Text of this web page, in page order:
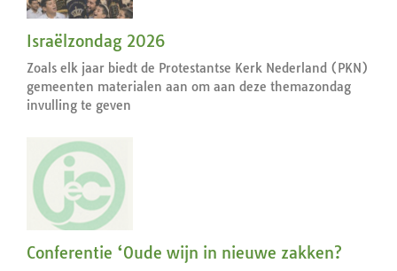
Israëlzondag 2026
Zoals elk jaar biedt de Protestantse Kerk Nederland (PKN)
gemeenten materialen aan om aan deze themazondag
invulling te geven
Conferentie ‘Oude wijn in nieuwe zakken?